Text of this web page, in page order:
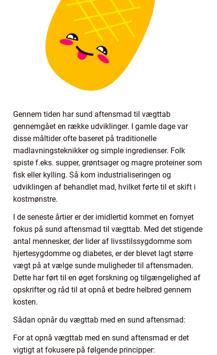
Gennem tiden har sund aftensmad til vægttab
gennemgået en række udviklinger. I gamle dage var
disse måltider ofte baseret på traditionelle
madlavningsteknikker og simple ingredienser. Folk
spiste f.eks. supper, grøntsager og magre proteiner som
fisk eller kylling. Så kom industrialiseringen og
udviklingen af behandlet mad, hvilket førte til et skift i
kostmønstre.
I de seneste årtier er der imidlertid kommet en fornyet
fokus på sund aftensmad til vægttab. Med det stigende
antal mennesker, der lider af livsstilssygdomme som
hjertesygdomme og diabetes, er der blevet lagt større
vægt på at vælge sunde muligheder til aftensmaden.
Dette har ført til en øget forskning og tilgængelighed af
opskrifter og råd til at opnå et bedre helbred gennem
kosten.
Sådan opnår du vægttab med en sund aftensmad:
For at opnå vægttab med en sund aftensmad er det
vigtigt at fokusere på følgende principper: